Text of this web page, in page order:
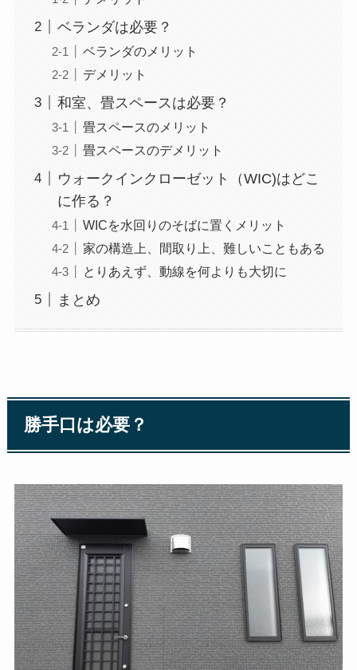
ベランダは必要？
ベランダのメリット
デメリット
和室、畳スペースは必要？
畳スペースのメリット
畳スペースのデメリット
ウォークインクローゼット（WIC)はどこ
に作る？
WICを水回りのそばに置くメリット
家の構造上、間取り上、難しいこともある
とりあえず、動線を何よりも大切に
まとめ
勝手口は必要？